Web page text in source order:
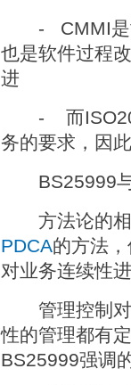
- CMMI是世
也是软件过程
进
- 而
务的要求，因
BS25999与
方法论的相
PDCA的方法
对业务连续性
管理控制对
性的管理都有
BS25999强调